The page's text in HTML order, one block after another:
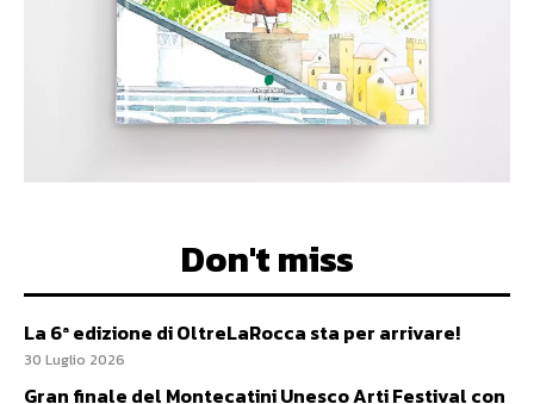
Don't miss
La 6ª edizione di OltreLaRocca sta per arrivare!
30 Luglio 2026
Gran finale del Montecatini Unesco Arti Festival con